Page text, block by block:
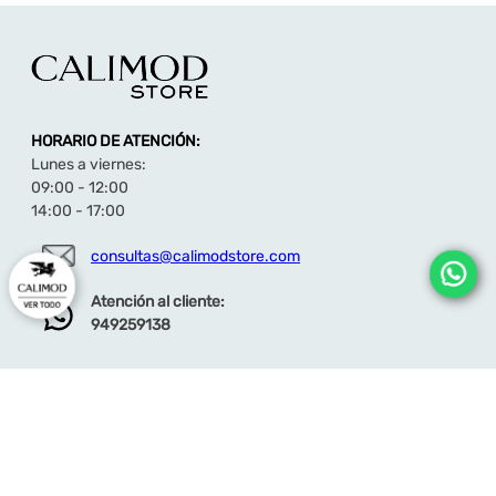
HORARIO DE ATENCIÓN:
Lunes a viernes:
09:00 - 12:00
14:00 - 17:00
consultas@calimodstore.com
Atención al cliente:
949259138